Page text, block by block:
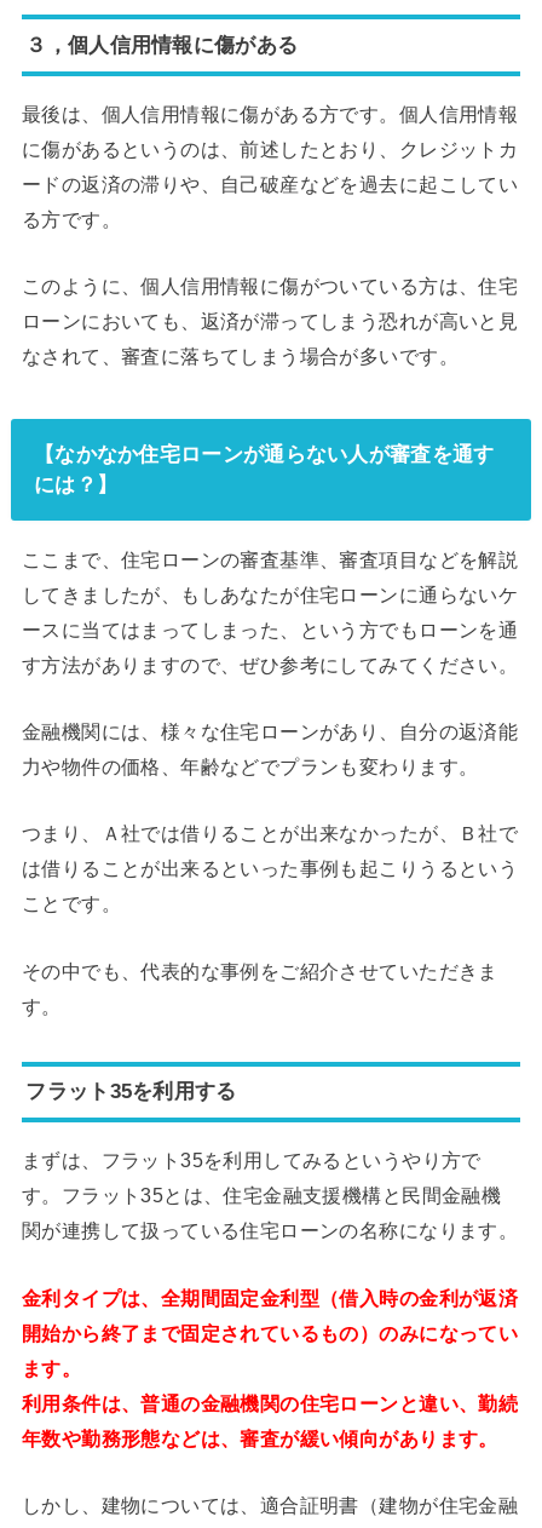
３，個人信用情報に傷がある
最後は、個人信用情報に傷がある方です。個人信用情報
に傷があるというのは、前述したとおり、クレジットカ
ードの返済の滞りや、自己破産などを過去に起こしてい
る方です。
このように、個人信用情報に傷がついている方は、住宅
ローンにおいても、返済が滞ってしまう恐れが高いと見
なされて、審査に落ちてしまう場合が多いです。
【なかなか住宅ローンが通らない人が審査を通す
には？】
ここまで、住宅ローンの審査基準、審査項目などを解説
してきましたが、もしあなたが住宅ローンに通らないケ
ースに当てはまってしまった、という方でもローンを通
す方法がありますので、ぜひ参考にしてみてください。
金融機関には、様々な住宅ローンがあり、自分の返済能
力や物件の価格、年齢などでプランも変わります。
つまり、Ａ社では借りることが出来なかったが、Ｂ社で
は借りることが出来るといった事例も起こりうるという
ことです。
その中でも、代表的な事例をご紹介させていただきま
す。
フラット35を利用する
まずは、フラット35を利用してみるというやり方で
す。フラット35とは、住宅金融支援機構と民間金融機
関が連携して扱っている住宅ローンの名称になります。
金利タイプは、全期間固定金利型（借入時の金利が返済
開始から終了まで固定されているもの）のみになってい
ます。
利用条件は、普通の金融機関の住宅ローンと違い、勤続
年数や勤務形態などは、審査が緩い傾向があります。
しかし、建物については、適合証明書（建物が住宅金融